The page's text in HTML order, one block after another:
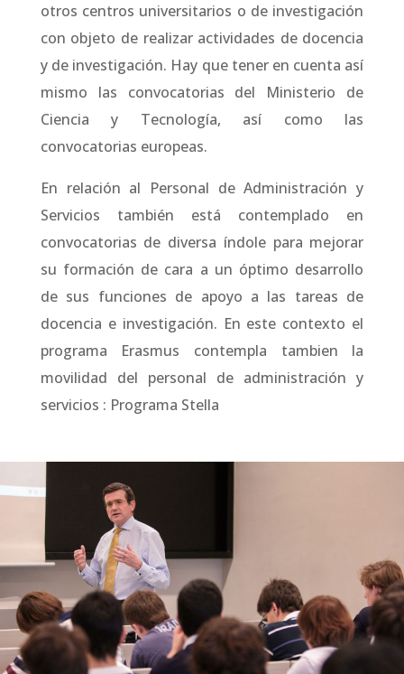
otros centros universitarios o de investigación
con objeto de realizar actividades de docencia
y de investigación. Hay que tener en cuenta así
mismo las convocatorias del Ministerio de
Ciencia y Tecnología, así como las
convocatorias europeas.
En relación al Personal de Administración y
Servicios también está contemplado en
convocatorias de diversa índole para mejorar
su formación de cara a un óptimo desarrollo
de sus funciones de apoyo a las tareas de
docencia e investigación. En este contexto el
programa Erasmus contempla tambien la
movilidad del personal de administración y
servicios : Programa Stella